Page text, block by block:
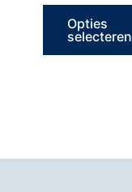
Opties
selecteren